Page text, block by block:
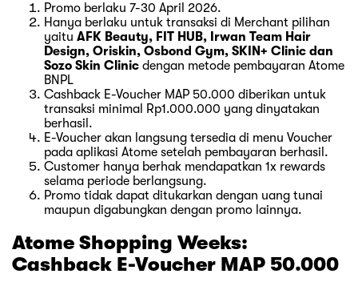
Promo berlaku 7-30 April 2026.
Hanya berlaku untuk transaksi di Merchant pilihan
yaitu AFK Beauty, FIT HUB, Irwan Team Hair
Design, Oriskin, Osbond Gym, SKIN+ Clinic dan
Sozo Skin Clinic dengan metode pembayaran Atome
BNPL
Cashback E-Voucher MAP 50.000 diberikan untuk
transaksi minimal Rp1.000.000 yang dinyatakan
berhasil.
E-Voucher akan langsung tersedia di menu Voucher
pada aplikasi Atome setelah pembayaran berhasil.
Customer hanya berhak mendapatkan 1x rewards
selama periode berlangsung.
Promo tidak dapat ditukarkan dengan uang tunai
maupun digabungkan dengan promo lainnya.
Atome Shopping Weeks:
Cashback E-Voucher MAP 50.000